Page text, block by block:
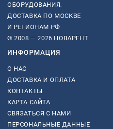
ОБОРУДОВАНИЯ.
ДОСТАВКА ПО МОСКВЕ
И РЕГИОНАМ РФ
© 2008 — 2026 НОВАРЕНТ
ИНФОРМАЦИЯ
О НАС
ДОСТАВКА И ОПЛАТА
КОНТАКТЫ
КАРТА САЙТА
СВЯЗАТЬСЯ С НАМИ
ПЕРСОНАЛЬНЫЕ ДАННЫЕ